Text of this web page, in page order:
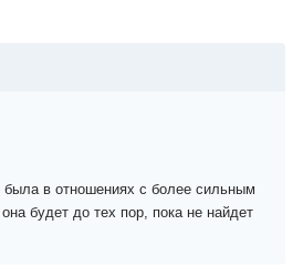
была в отношениях с более сильным
будет до тех пор, пока не найдет